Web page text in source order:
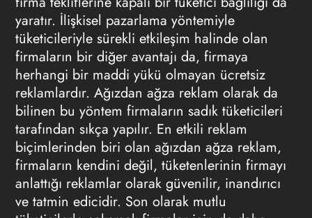
yaratır. İlişkisel pazarlama yöntemiyle
tüketicileriyle sürekli etkileşim halinde olan
firmaların bir diğer avantajı da, firmaya
herhangi bir maddi yükü olmayan ücretsiz
reklamlardır. Ağızdan ağza reklam olarak da
bilinen bu yöntem firmaların sadık tüketicileri
tarafından sıkça yapılır. En etkili reklam
biçimlerinden biri olan ağızdan ağza reklam,
firmaların kendini değil, tüketenlerinin firmayı
anlattığı reklamlar olarak güvenilir, inandırıcı
ve tatmin edicidir. Son olarak mutlu